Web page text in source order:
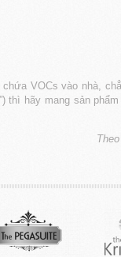
VOCs vào nhà,
thì hãy mang sản